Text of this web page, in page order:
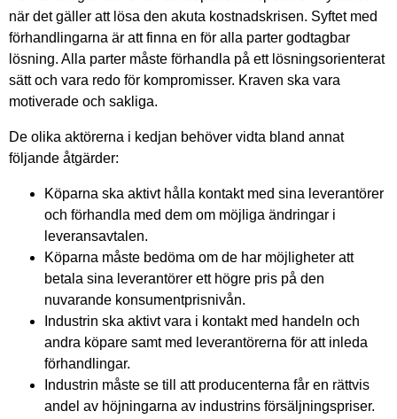
när det gäller att lösa den akuta kostnadskrisen. Syftet med
förhandlingarna är att finna en för alla parter godtagbar
lösning. Alla parter måste förhandla på ett lösningsorienterat
sätt och vara redo för kompromisser. Kraven ska vara
motiverade och sakliga.
De olika aktörerna i kedjan behöver vidta bland annat
följande åtgärder:
Köparna ska aktivt hålla kontakt med sina leverantörer
och förhandla med dem om möjliga ändringar i
leveransavtalen.
Köparna måste bedöma om de har möjligheter att
betala sina leverantörer ett högre pris på den
nuvarande konsumentprisnivån.
Industrin ska aktivt vara i kontakt med handeln och
andra köpare samt med leverantörerna för att inleda
förhandlingar.
Industrin måste se till att producenterna får en rättvis
andel av höjningarna av industrins försäljningspriser.